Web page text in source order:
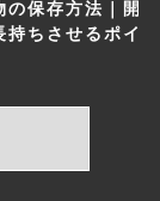
の保存方法｜開
持ちさせるポイ